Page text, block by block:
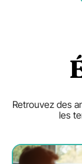
Retrouvez des
les